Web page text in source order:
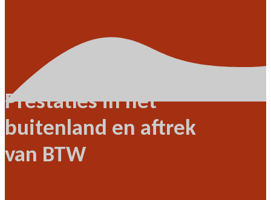
Prestaties in het
buitenland en aftrek
van BTW